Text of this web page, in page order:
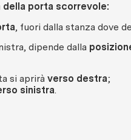
porta scorrevole:
, fuori dalla stanza dove
dipende dalla
si aprirà verso destra;
sinistra.